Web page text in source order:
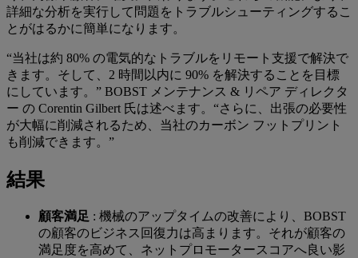
詳細な分析を実行して問題をトラブルシューティングするこ
とがはるかに簡単になります。
“当社は約 80% の電気的なトラブルをリモート支援で解決で
きます。そして、2 時間以内に 90% を解決することを目標
にしています。” BOBST メンテナンス & リペア ディレクタ
ー の Corentin Gilbert 氏は述べます。“さらに、出張の必要性
が大幅に削減されるため、当社のカーボン フットプリント
も削減できます。”
結果
顧客満足 : 機械のアップタイムの改善により、BOBST
の顧客のビジネス回復力は高まります。それが顧客の
満足度を高めて、ネットプロモータースコアへ良い影